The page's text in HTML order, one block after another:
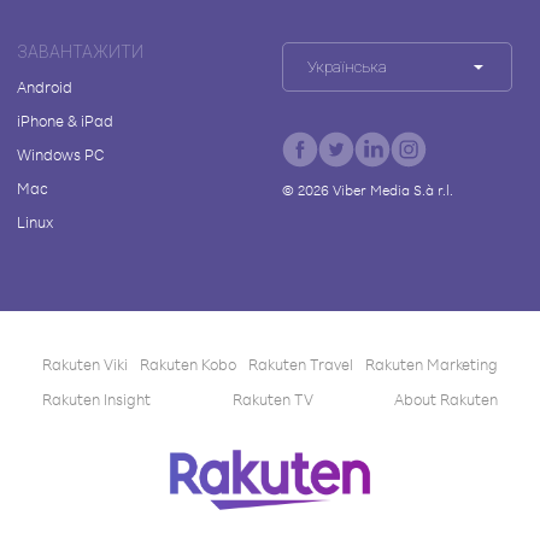
ЗАВАНТАЖИТИ
Android
iPhone & iPad
Windows PC
Mac
Linux
Українська
© 2026Viber Media S.à r.l.
Rakuten Viki Rakuten Kobo Rakuten Travel
Rakuten Marketing
Rakuten Insight
Rakuten TV About Rakuten